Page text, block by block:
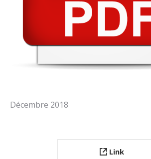
Décembre 2018
Link